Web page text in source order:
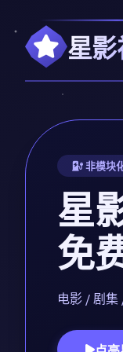
星影
非模块
星
免
电影 / 剧集